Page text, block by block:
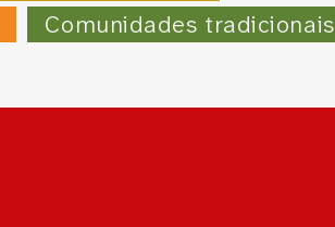
Comunidades tradicionais